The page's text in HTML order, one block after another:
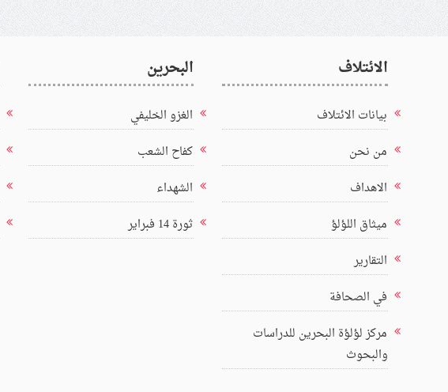
الائتلاف
بيانات الائتلاف
من نحن
الاهداف
ميثاق اللؤلؤ
التقارير
في الصحافة
مركز لؤلؤة البحرين للدراسات
والبحوث
البحرين
الغزو الخليفي
كفاح الشعب
الشهداء
ثورة 14 فبراير